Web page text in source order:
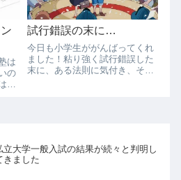
は
の
思
ス
英
試行錯誤の末に…
今日も小学生ががんばってくれ
ました！粘り強く試行錯誤した
末に、ある法則に気付き、それ
立大学一般入試の結果が続々と判明し
きました